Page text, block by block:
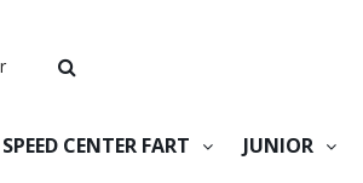
SPEED CENTER FART JUNIOR